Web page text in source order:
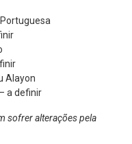
Alayon
a definir
sofrer alterações pela